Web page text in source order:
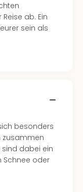
ab. Ein
sein als
besonders
zusammen
dabei ein
Schnee oder